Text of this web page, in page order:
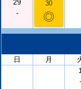
29
-
30
◎
日
月
-